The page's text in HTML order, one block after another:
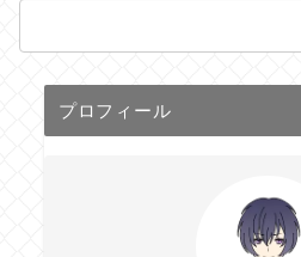
プロフィール